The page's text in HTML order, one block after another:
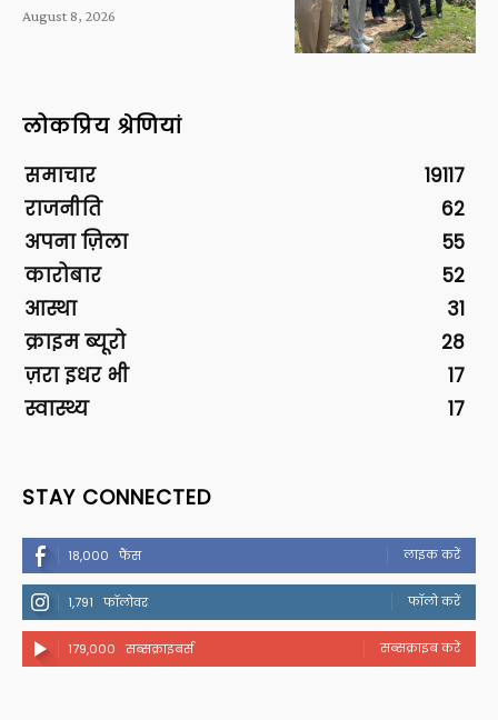
August 8, 2026
लोकप्रिय श्रेणियां
समाचार
19117
राजनीति
62
अपना ज़िला
55
कारोबार
52
आस्था
31
क्राइम ब्यूरो
28
ज़रा इधर भी
17
स्वास्थ्य
17
STAY CONNECTED
18,000 फैंस लाइक करें
1,791 फॉलोवर फॉलो करें
179,000 सब्सक्राइबर्स सब्सक्राइब करें